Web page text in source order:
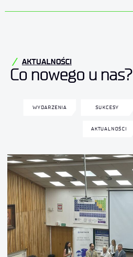
AKTUALNOŚCI
Co nowego u nas?
WYDARZENIA SUKCESY
AKTUALNOŚCI